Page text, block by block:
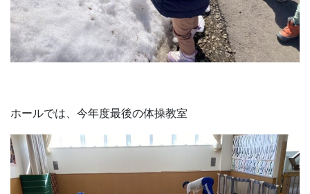
ホールでは、今年度最後の体操教室